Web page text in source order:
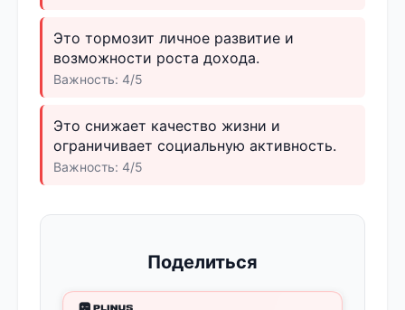
Это тормозит личное развитие и
возможности роста дохода.
Важность: 4/5
Это снижает качество жизни и
ограничивает социальную активность.
Важность: 4/5
Поделиться